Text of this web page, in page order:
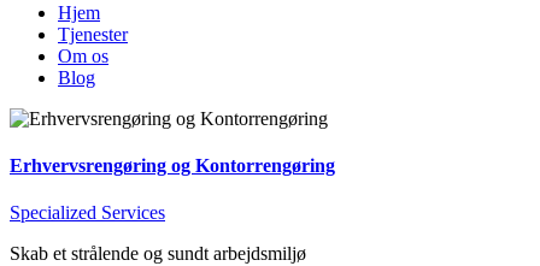
Hjem
Tjenester
Om os
Blog
Erhvervsrengøring og Kontorrengøring
Specialized Services
Skab et strålende og sundt arbejdsmiljø